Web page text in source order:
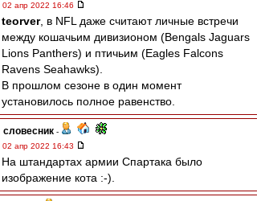
02 апр 2022 16:46
teorver, в NFL даже считают личные встречи
между кошачьим дивизионом (Bengals Jaguars
Lions Panthers) и птичьим (Eagles Falcons
Ravens Seahawks).
В прошлом сезоне в один момент
установилось полное равенство.
словесник -
02 апр 2022 16:43
На штандартах армии Спартака было
изображение кота :-).